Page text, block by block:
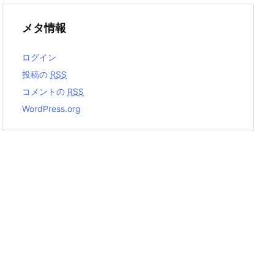
メタ情報
ログイン
投稿の RSS
コメントの RSS
WordPress.org